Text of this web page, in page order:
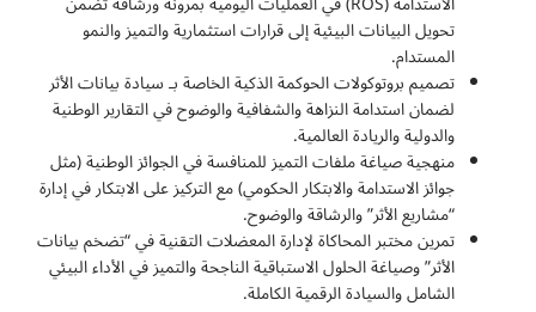
تحويل البيانات البيئية إلى قرارات استثمارية والتميز والنمو
المستدام.
تصميم بروتوكولات الحوكمة الذكية الخاصة بـ سيادة بيانات الأثر
لضمان استدامة النزاهة والشفافية والوضوح في التقارير الوطنية
والدولية والريادة العالمية.
منهجية صياغة ملفات التميز للمنافسة في الجوائز الوطنية (مثل
جوائز الاستدامة والابتكار الحكومي) مع التركيز على الابتكار في إدارة
“مشاريع الأثر” والرشاقة والوضوح.
تمرين مختبر المحاكاة لإدارة المعضلات التقنية في “تضخم بيانات
الأثر” وصياغة الحلول الاستباقية الناجحة والتميز في الأداء البيئي
الشامل والسيادة الرقمية الكاملة.